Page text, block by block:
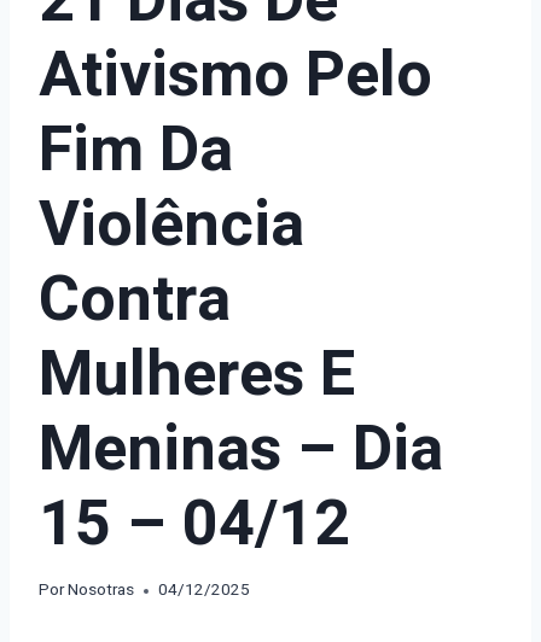
Ativismo Pelo
Fim Da
Violência
Contra
Mulheres E
Meninas – Dia
15 – 04/12
PorNosotras 04/12/2025